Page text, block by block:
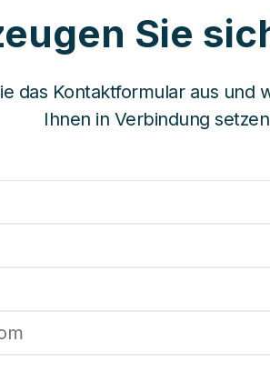
Sie
das Kontaktformular aus und
Ihnen in Verbindung setzen